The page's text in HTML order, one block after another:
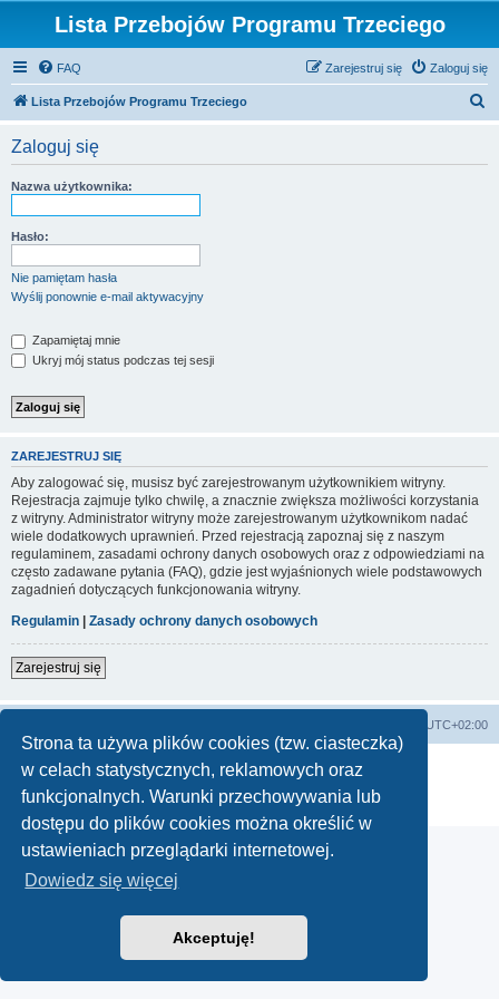
Strona ta używa plików cookies (tzw. ciasteczka)
w celach statystycznych, reklamowych oraz
funkcjonalnych. Warunki przechowywania lub
dostępu do plików cookies można określić w
ustawieniach przeglądarki internetowej.
Dowiedz się więcej
Akceptuję!
Lista Przebojów Programu Trzeciego
FAQ Zaloguj się
Zarejestruj się
Lista Przebojów Programu Trzeciego
Zaloguj się
Nazwa użytkownika:
Hasło:
Nie pamiętam hasła
Wyślij ponownie e-mail aktywacyjny
Zapamiętaj mnie
Ukryj mój status podczas tej sesji
ZAREJESTRUJ SIĘ
Aby zalogować się, musisz być zarejestrowanym użytkownikiem witryny.
Rejestracja zajmuje tylko chwilę, a znacznie zwiększa możliwości korzystania
z witryny. Administrator witryny może zarejestrowanym użytkownikom nadać
wiele dodatkowych uprawnień. Przed rejestracją zapoznaj się z naszym
regulaminem, zasadami ochrony danych osobowych oraz z odpowiedziami na
często zadawane pytania (FAQ), gdzie jest wyjaśnionych wiele podstawowych
zagadnień dotyczących funkcjonowania witryny.
Regulamin | Zasady ochrony danych osobowych
Zarejestruj się
UTC+02:00
Technologię dostarczaphpBB ® Forum Software © phpBB Limited
Zasady ochrony danych osobowych|Regulamin